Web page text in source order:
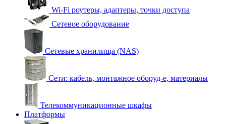
Wi-Fi роутеры, адаптеры, точки доступа
Сетевое оборудование
Сетевые хранилища (NAS)
Сети: кабель, монтажное оборуд-е, материалы
Телекоммуникационные шкафы
Платформы